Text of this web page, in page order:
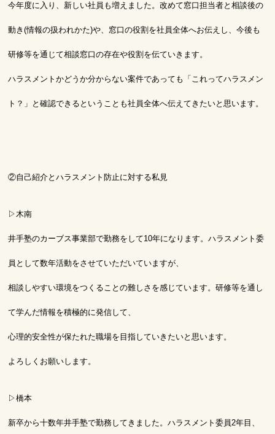
今年度に入り、新しい社員も増えました。改めて窓口担当者と相談後の
動き(情報の扱われかた)や、窓口の役割を社員全体へお伝えし、今後も
研修等を通じて相談窓口の存在や役割を伝ていきます。
ハラスメントかどうか分からない案件であっても「これってハラスメン
ト？」と確認できるということも社員全体へ伝えてきたいと思います。
②自己紹介とハラスメント防止に対する私見
▷木南
井手塾のカーブス事業部で勤務をして10年になります。ハラスメント委
員として数年活動をさせていただいていますが、
相談しやすい環境をつくることの難しさを感じています。研修等を通し
て学んだ情報を積極的に発信して、
心理的安全性が保たれた職場を目指していきたいと思います。
よろしくお願いします。
▷橋本
新卒から十数年井手塾で勤務してきました。ハラスメント委員2年目、